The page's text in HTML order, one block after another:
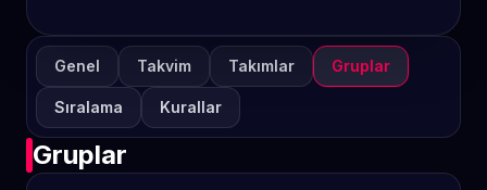
Genel Takvim Takımlar Gruplar
Sıralama Kurallar
Gruplar